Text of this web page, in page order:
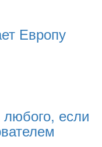
Европу
если